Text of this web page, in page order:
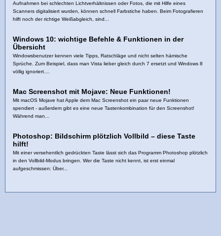
Aufnahmen bei schlechten Lichtverhältnissen oder Fotos, die mit Hilfe eines
Scanners digitalisiert wurden, können schnell Farbstiche haben. Beim Fotografieren
hilft noch der richtige Weißabgleich, sind...
Windows 10: wichtige Befehle & Funktionen in der
Übersicht
Windowsbenutzer kennen viele Tipps, Ratschläge und nicht selten hämische
Sprüche. Zum Beispiel, dass man Vista lieber gleich durch 7 ersetzt und Windows 8
völlig ignoriert....
Mac Screenshot mit Mojave: Neue Funktionen!
Mit macOS Mojave hat Apple dem Mac Screenshot ein paar neue Funktionen
spendiert - außerdem gibt es eine neue Tastenkombination für den Screenshot!
Während man...
Photoshop: Bildschirm plötzlich Vollbild – diese Taste
hilft!
Mit einer versehentlich gedrückten Taste lässt sich das Programm Photoshop plötzlich
in den Vollbild-Modus bringen. Wer die Taste nicht kennt, ist erst einmal
aufgeschmissen: Über...